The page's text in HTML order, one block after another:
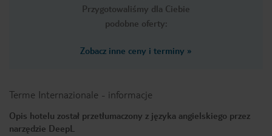
Przygotowaliśmy dla Ciebie
podobne oferty:
Zobacz inne ceny i terminy »
Terme Internazionale - informacje
Opis hotelu został przetłumaczony z języka angielskiego przez
narzędzie DeepL